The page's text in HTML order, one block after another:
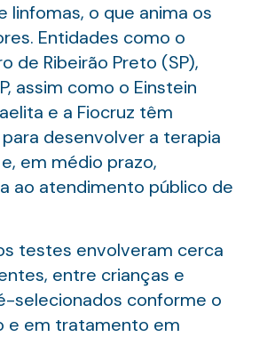
linfomas, o que anima os
Entidades como o
de Ribeirão Preto (SP),
assim como o Einstein
e a Fiocruz têm
desenvolver a terapia
em médio prazo,
ao atendimento público de
testes envolveram cerca
entre crianças e
selecionados conforme o
e em tratamento em